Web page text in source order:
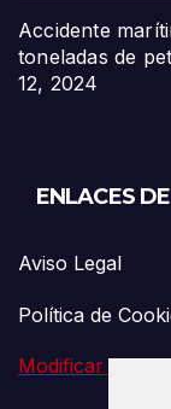
Accidente
toneladas de
12, 2024
ENLACES
Aviso Legal
Política de
Modificar